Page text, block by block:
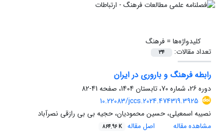
کلیدواژه‌ها =فرهنگ
تعداد مقالات:
34
رابطه فرهنگ و باروری در ایران
دوره 26، شماره 70، تابستان 1404، صفحه
41-82
10.22083/jccs.2024.474319.3925
نصیبه اسمعیلی، حسین محمودیان، حجیه بی بی رازقی نصرآباد
مشاهده مقاله
اصل مقاله 864.96 K